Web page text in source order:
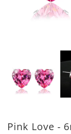
Pink Love -